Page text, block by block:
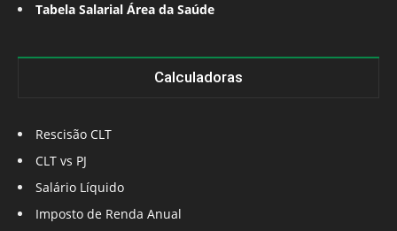
Tabela Salarial Área da Saúde
Calculadoras
Rescisão CLT
CLT vs PJ
Salário Líquido
Imposto de Renda Anual